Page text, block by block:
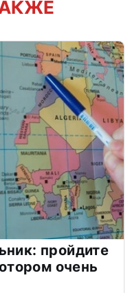
пройдите
очень